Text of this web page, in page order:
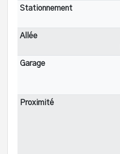
Stationnement
Allée
Garage
Proximité